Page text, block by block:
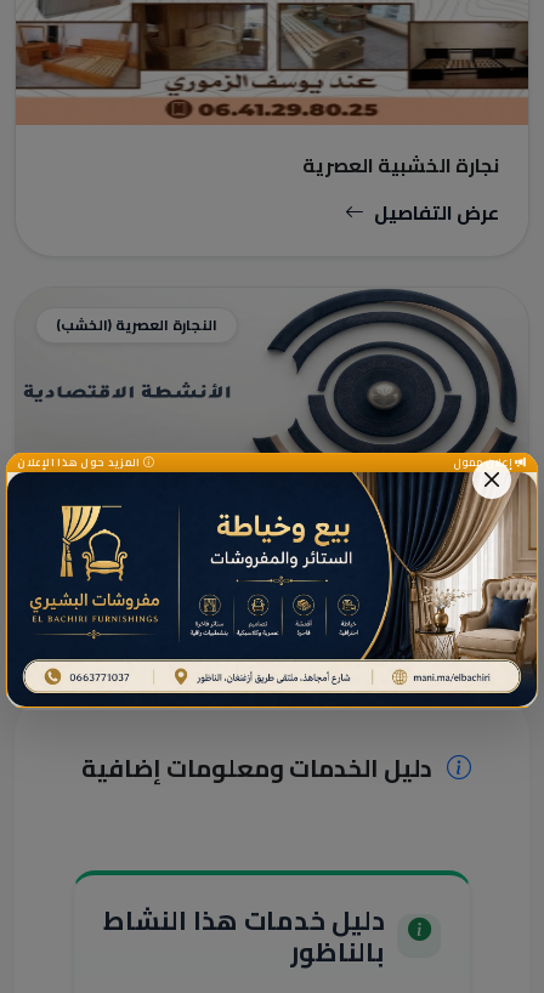
نجارة الخشبية العصرية
عرض التفاصيل
النجارة العصرية (الخشب)
نجارة الخشب عادل
عرض التفاصيل
دليل الخدمات ومعلومات إضافية
دليل خدمات هذا النشاط
بالناظور
إعلان ممول المزيد حول هذا الإعلان